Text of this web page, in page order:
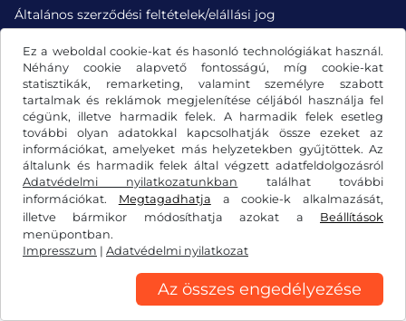
Ez a weboldal cookie-kat és hasonló technológiákat használ.
Néhány cookie alapvető fontosságú, míg cookie-kat
statisztikák, remarketing, valamint személyre szabott
tartalmak és reklámok megjelenítése céljából használja fel
cégünk, illetve harmadik felek. A harmadik felek esetleg
további olyan adatokkal kapcsolhatják össze ezeket az
információkat, amelyeket más helyzetekben gyűjtöttek. Az
általunk és harmadik felek által végzett adatfeldolgozásról
Adatvédelmi nyilatkozatunkban találhat további
információkat. Megtagadhatja a cookie-k alkalmazását,
illetve bármikor módosíthatja azokat a Beállítások
menüpontban.
Impresszum | Adatvédelmi nyilatkozat
Az összes engedélyezése
Általános szerződési feltételek/elállási jog
Impresszum